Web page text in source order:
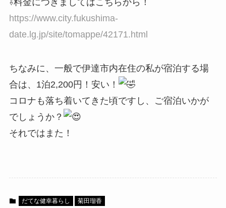
https://www.city.fukushima-
date.lg.jp/site/tomappe/42171.html
ちなみに、一般で伊達市内在住の私が宿泊する場
合は、1泊2,200円！安い！
コロナも落ち着いてきた頃ですし、ご宿泊いかが
でしょうか？
それではまた！
だてな健幸暮らし
菊田瑠香